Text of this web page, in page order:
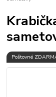
Poštovné